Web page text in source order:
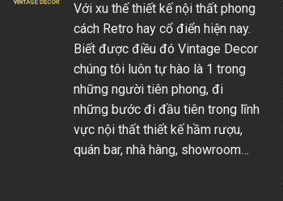
Với xu thế thiết kế nội thất phong
cách Retro hay cổ điển hiện nay.
Biết được điều đó Vintage Decor
chúng tôi luôn tự hào là 1 trong
những người tiên phong, đi
những bước đi đầu tiên trong lĩnh
vực nội thất thiết kế hầm rượu,
quán bar, nhà hàng, showroom…